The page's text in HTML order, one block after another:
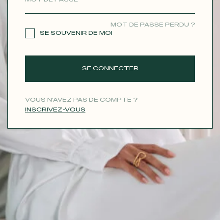
MOT DE PASSE PERDU ?
SE SOUVENIR DE MOI
SE CONNECTER
VOUS N'AVEZ PAS DE COMPTE ?
INSCRIVEZ-VOUS